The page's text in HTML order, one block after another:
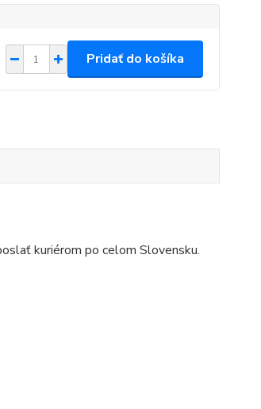
Pridať do košíka
kuriérom po celom Slovensku.